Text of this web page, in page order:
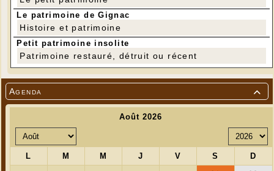

Agenda
Le patrimoine de Gignac
Histoire et patrimoine
Petit patrimoine insolite
Patrimoine restauré, détruit ou récent